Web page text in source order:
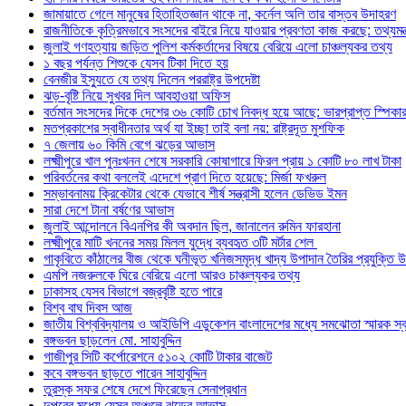
জামায়াতে গেলে মানুষের হিতাহিতজ্ঞান থাকে না, কর্নেল অলি তার বাস্তব উদাহরণ
রাজনীতিকে কৃত্রিমভাবে সংসদের বাইরে নিয়ে যাওয়ার প্রবণতা কাজ করছে:
জুলাই গণহত্যায় জড়িত পুলিশ কর্মকর্তাদের বিষয়ে বেরিয়ে এলো চাঞ্চল্যকর তথ্য
১ বছর পর্যন্ত শিশুকে যেসব টিকা দিতে হয়
বেনজীর ইস্যুতে যে তথ্য দিলেন পররাষ্ট্র উপদেষ্টা
ঝড়-বৃষ্টি নিয়ে সুখবর দিল আবহাওয়া অফিস
বর্তমান সংসদের দিকে দেশের ৩৬ কোটি চোখ নিবদ্ধ হয়ে আছে: ভারপ্রাপ্ত স্পিকার
মতপ্রকাশের স্বাধীনতার অর্থ যা ইচ্ছা তাই বলা নয়: রাষ্ট্রদূত মুশফিক
৭ জেলায় ৬০ কিমি বেগে ঝড়ের আভাস
লক্ষ্মীপুরে খাল পুনঃখনন শেষে সরকারি কোষাগারে ফিরল প্রায় ১ কোটি ৮০ লাখ টাকা
পরিবর্তনের কথা বললেই এদেশে প্রাণ দিতে হয়েছে: মির্জা ফখরুল
সম্ভাবনাময় ক্রিকেটার থেকে যেভাবে শীর্ষ সন্ত্রাসী হলেন ডেভিড ইমন
সারা দেশে টানা বর্ষণের আভাস
জুলাই আন্দোলনে বিএনপির কী অবদান ছিল, জানালেন রুমিন ফারহানা
লক্ষ্মীপুরে মাটি খননের সময় মিলল যুদ্ধে ব্যবহৃত ৩টি মর্টার শেল
গাকৃবিতে কাঁঠালের বীজ থেকে ঘনীভূত খনিজসমৃদ্ধ খাদ্য উপাদান তৈরির প্রযুক্তি
এমপি নজরুলকে ঘিরে বেরিয়ে এলো আরও চাঞ্চল্যকর তথ্য
ঢাকাসহ যেসব বিভাগে বজ্রবৃষ্টি হতে পারে
বিশ্ব বাঘ দিবস আজ
জাতীয় বিশ্ববিদ্যালয় ও আইডিপি এডুকেশন বাংলাদেশের মধ্যে সমঝোতা স্মারক
বঙ্গভবন ছাড়লেন মো. সাহাবুদ্দিন
গাজীপুর সিটি কর্পোরেশনে ৫১০২ কোটি টাকার বাজেট
কবে বঙ্গভবন ছাড়তে পারেন সাহাবুদ্দিন
তুরস্ক সফর শেষে দেশে ফিরেছেন সেনাপ্রধান